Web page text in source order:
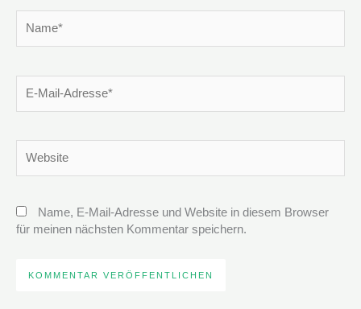
Mail-
Name, E-Mail-Adresse und Website in diesem Browser
für meinen nächsten Kommentar speichern.